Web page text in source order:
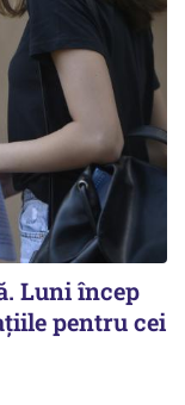
Luni încep
pentru cei